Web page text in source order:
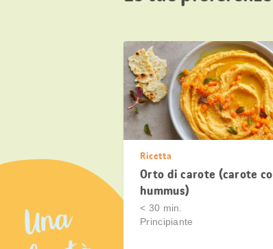
Ricetta
Orto di carote (carote
hummus)
< 30 min.
Principiante
Una